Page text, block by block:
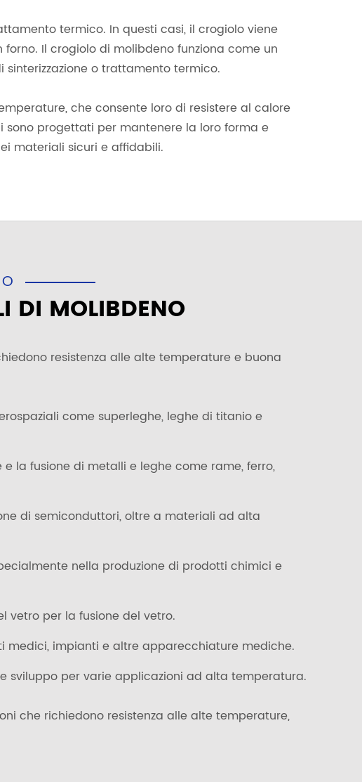
termico. In questi casi, il crogiolo viene
Il crogiolo di molibdeno funziona come un
o trattamento termico.
che consente loro di resistere al calore
sono progettati per mantenere la loro forma e
materiali sicuri e affidabili.
DI MOLIBDENO
resistenza alle alte temperature e buona
come superleghe, leghe di titanio e
la fusione di metalli e leghe come rame, ferro,
di semiconduttori, oltre a materiali ad alta
nella produzione di prodotti chimici e
vetro per la fusione del vetro.
medici, impianti e altre apparecchiature mediche.
sviluppo per varie applicazioni ad alta temperatura.
che richiedono resistenza alle alte temperature,